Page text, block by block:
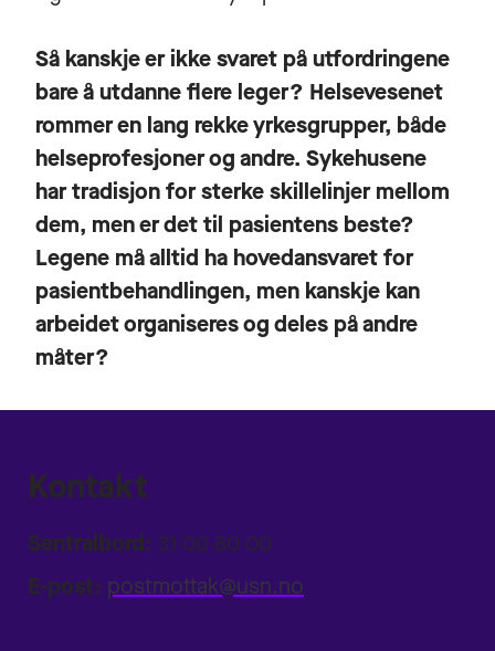
Så kanskje er ikke svaret på utfordringene
bare å utdanne flere leger? Helsevesenet
rommer en lang rekke yrkesgrupper, både
helseprofesjoner og andre. Sykehusene
har tradisjon for sterke skillelinjer mellom
dem, men er det til pasientens beste?
Legene må alltid ha hovedansvaret for
pasientbehandlingen, men kanskje kan
arbeidet organiseres og deles på andre
måter?
Kontakt
Sentralbord: 31 00 80 00
E-post: postmottak@usn.no